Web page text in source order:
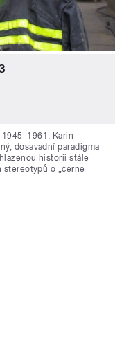
Karin
dosavadní paradigma
historii stále
stereotypů o „černé